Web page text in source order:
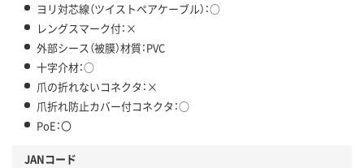
ヨリ対芯線（ツイストペアケーブル）：○
レングスマーク付：×
外部シース（被膜）材質：PVC
十字介材：○
爪の折れないコネクタ：×
爪折れ防止カバー付コネクタ：○
PoE：〇
JANコード